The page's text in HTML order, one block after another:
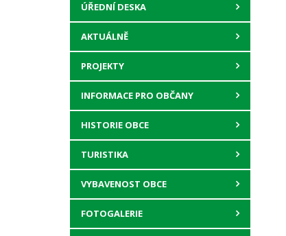
ÚŘEDNÍ DESKA
AKTUÁLNĚ
PROJEKTY
INFORMACE PRO OBČANY
HISTORIE OBCE
TURISTIKA
VYBAVENOST OBCE
FOTOGALERIE